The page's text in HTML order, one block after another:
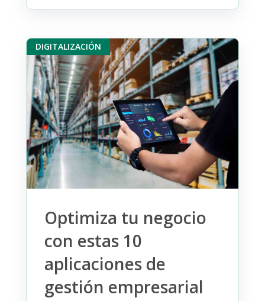
DIGITALIZACIÓN
Optimiza tu negocio
con estas 10
aplicaciones de
gestión empresarial